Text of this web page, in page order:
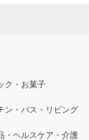
ク・お菓子
ン・バス・リビング
・ヘルスケア・介護